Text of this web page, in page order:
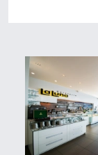
Gelateria La
im Bereich
Marke Gelateria
sind ein in
nicht zuletzt den
Netzwerkes.
Geschäftsstellen
immer geeignete
wirkungsvoller